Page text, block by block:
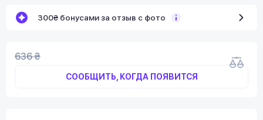
300₴ бонусами за отзыв с фото
636 ₴
СООБЩИТЬ, КОГДА ПОЯВИТСЯ